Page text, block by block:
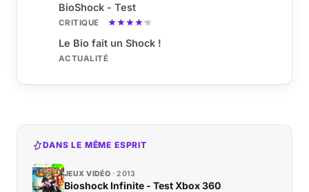
BioShock - Test
CRITIQUE
Le Bio fait un Shock !
ACTUALITÉ
DANS LE MÊME ESPRIT
JEUX VIDÉO 2013
Bioshock Infinite - Test Xbox 360